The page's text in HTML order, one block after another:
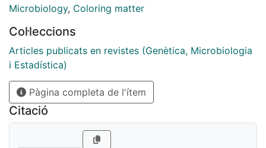
Microbiology, Coloring matter
Col·leccions
Articles publicats en revistes (Genètica, Microbiologia
i Estadística)
Pàgina completa de l'ítem
Citació